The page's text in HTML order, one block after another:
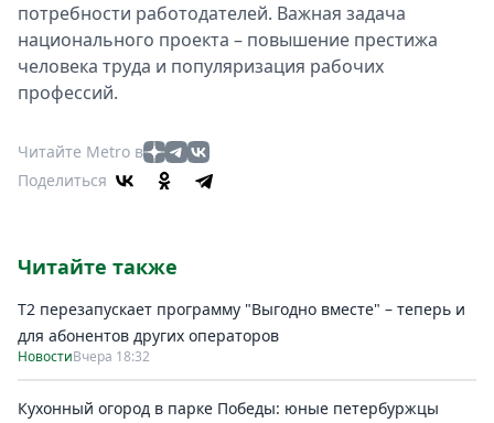
потребности работодателей. Важная задача
национального проекта – повышение престижа
человека труда и популяризация рабочих
профессий.
Читайте Metro в
Поделиться
Читайте также
Т2 перезапускает программу "Выгодно вместе" – теперь и
для абонентов других операторов
НовостиВчера 18:32
Кухонный огород в парке Победы: юные петербуржцы